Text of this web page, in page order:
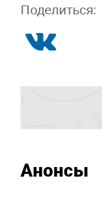
Поделиться:
Анонсы